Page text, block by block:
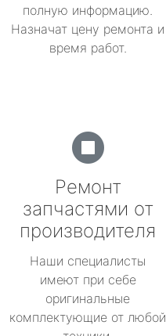
полную информацию.
Назначат цену ремонта и
время работ.
Ремонт
запчастями от
производителя
Наши специалисты
имеют при себе
оригинальные
комплектующие от любой